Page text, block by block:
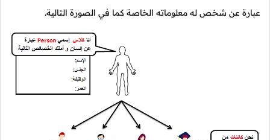
عبارة عن شخص له معلوماته الخاصة كما في الصورة التالية.